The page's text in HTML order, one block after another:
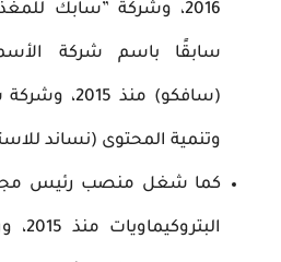
2016، وشركة ”سابك
سابقًا باسم شركة
(سافكو) منذ
وتنمية المحتوى (نساند
كما شغل منصب رئيس